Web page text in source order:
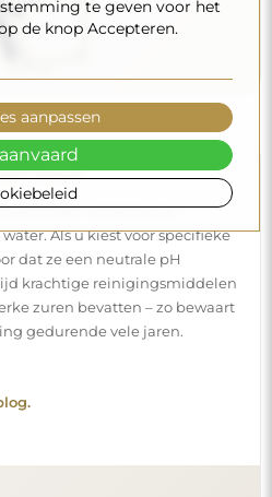
aan huis aan, waarmee u
uw deur ontvangt. Voor een
afmetingen tot 80×120 cm of
te geven voor het
de knop Accepteren.
aanpassen